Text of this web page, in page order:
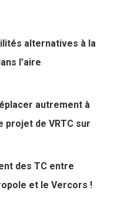
alternatives à la
l’aire
autrement à
projet de VRTC sur
des TC entre
et le Vercors !